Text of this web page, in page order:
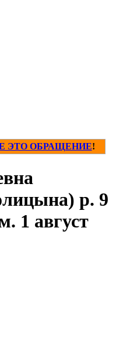
ЭТО ОБРАЩЕНИЕ!
р. 9
1 август